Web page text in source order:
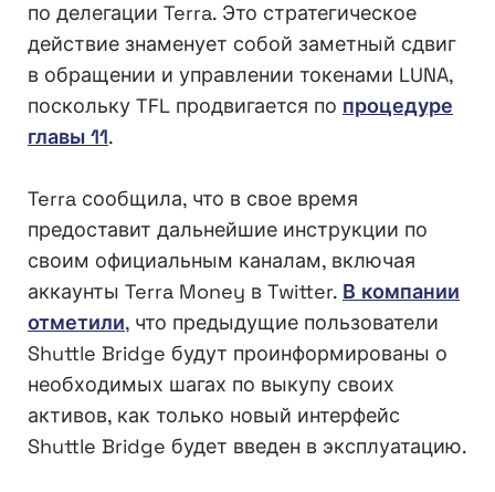
по делегации Terra. Это стратегическое
действие знаменует собой заметный сдвиг
в обращении и управлении токенами LUNA,
поскольку TFL продвигается по процедуре
главы 11.
Terra сообщила, что в свое время
предоставит дальнейшие инструкции по
своим официальным каналам, включая
аккаунты Terra Money в Twitter. В компании
отметили, что предыдущие пользователи
Shuttle Bridge будут проинформированы о
необходимых шагах по выкупу своих
активов, как только новый интерфейс
Shuttle Bridge будет введен в эксплуатацию.